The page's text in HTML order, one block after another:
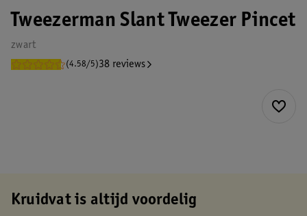
Tweezerman Slant Tweezer Pincet
zwart
(4.58/5)38 reviews
Kruidvat is altijd voordelig